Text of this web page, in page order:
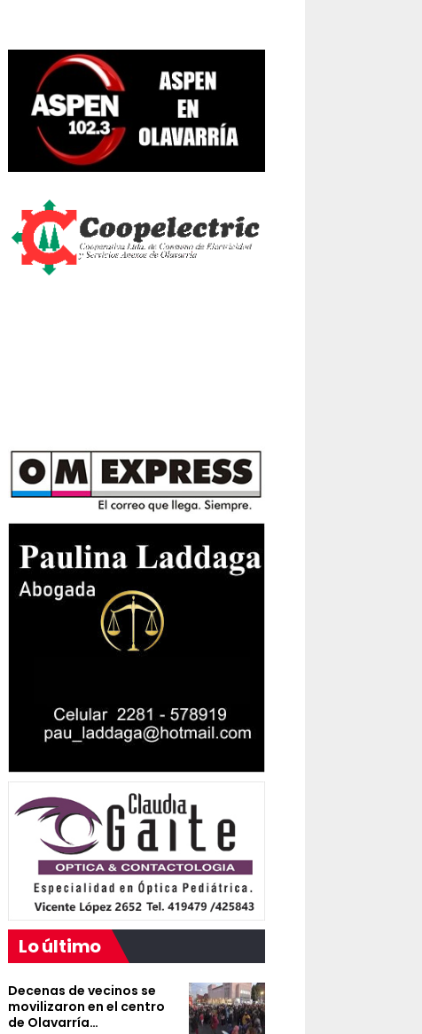
Lo último
Decenas de vecinos se
movilizaron en el centro
de Olavarría…